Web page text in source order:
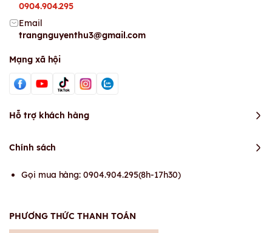
0904.904.295
Email
trangnguyenthu3@gmail.com
Mạng xã hội
Hỗ trợ khách hàng
Chính sách
Gọi mua hàng: 0904.904.295(8h-17h30)
PHƯƠNG THỨC THANH TOÁN